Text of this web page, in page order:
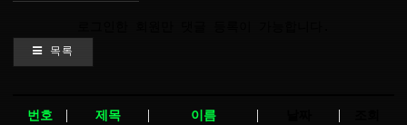
목록
번호 제목 이름